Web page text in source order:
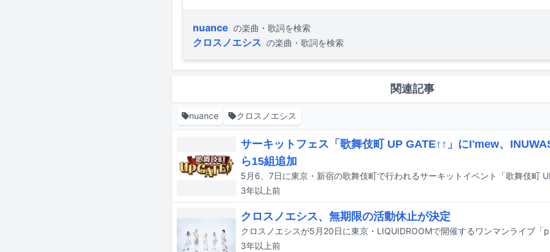
nuance の楽曲・歌詞を検索
クロスノエシス の楽曲・歌詞を検索
関連記事
nuance クロスノエシス
サーキットフェス「歌舞伎町 UP GATE↑↑」にI'mew、
ら15組追加
3年以上前
クロスノエシス、無期限の活動休止が決定
3年以上前